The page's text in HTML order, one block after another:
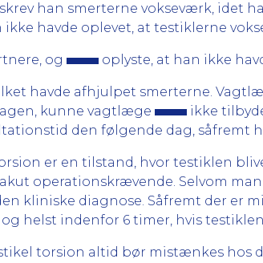
han smerterne vokseværk, idet
havde oplevet, at testiklerne
og oplyste, at han ikke
havde afhjulpet smerterne.
kunne vagtlæge ikke
den følgende dag, såfremt
er en tilstand, hvor testiklen
operationskrævende. Selvom
kliniske diagnose. Såfremt der er
helst indenfor 6 timer, hvis
torsion altid bør mistænkes hos